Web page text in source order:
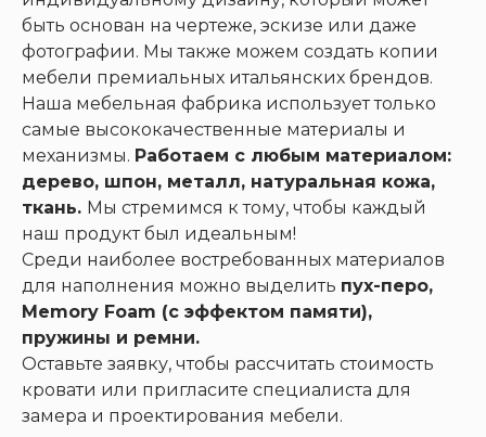
быть основан на чертеже, эскизе или даже
фотографии. Мы также можем создать копии
мебели премиальных итальянских брендов.
Наша мебельная фабрика использует только
самые высококачественные материалы и
механизмы. Работаем с любым материалом:
дерево, шпон, металл, натуральная кожа,
ткань. Мы стремимся к тому, чтобы каждый
наш продукт был идеальным!
Среди наиболее востребованных материалов
для наполнения можно выделить пух-перо,
Memory Foam (с эффектом памяти),
пружины и ремни.
Оставьте заявку, чтобы рассчитать стоимость
кровати или пригласите специалиста для
замера и проектирования мебели.